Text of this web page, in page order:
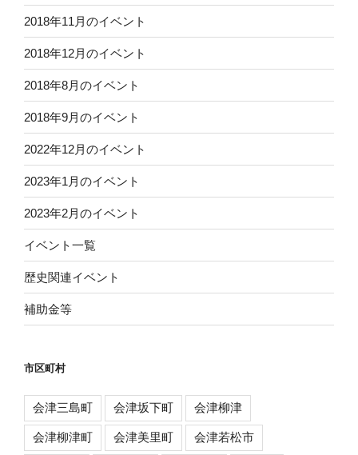
2018年11月のイベント
2018年12月のイベント
2018年8月のイベント
2018年9月のイベント
2022年12月のイベント
2023年1月のイベント
2023年2月のイベント
イベント一覧
歴史関連イベント
補助金等
市区町村
会津三島町 会津坂下町 会津柳津
会津柳津町 会津美里町 会津若松市